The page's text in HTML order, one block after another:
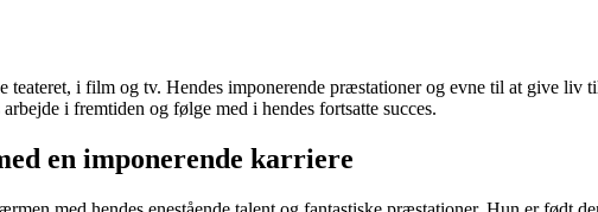
teateret, i film og tv. Hendes imponerende præstationer og evne til at give liv
i fremtiden og følge med i hendes fortsatte succes.
en imponerende karriere